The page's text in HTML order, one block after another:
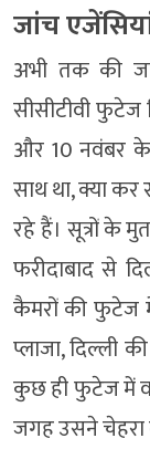
जांच
अभी तक की
सीसीटीवी
और 10 नवंबर
साथ था, क्या
रहे हैं। सूत्रों के
फरीदाबाद से
कैमरों की फुटेज
प्लाजा, दिल्ली
कुछ ही फुटेज में
जगह उसने चेहरा